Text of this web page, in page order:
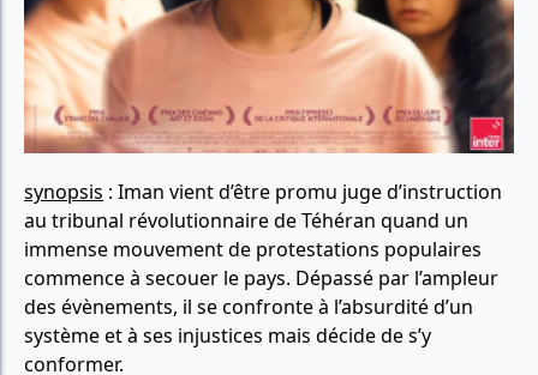
synopsis : Iman vient d’être promu juge d’instruction
au tribunal révolutionnaire de Téhéran quand un
immense mouvement de protestations populaires
commence à secouer le pays. Dépassé par l’ampleur
des évènements, il se confronte à l’absurdité d’un
système et à ses injustices mais décide de s’y
conformer.